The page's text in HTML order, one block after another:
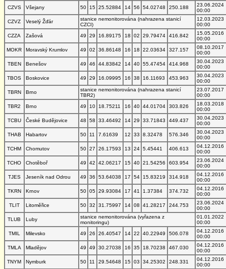
CZVS
Všejany 50 15 25.52884 14 56 54.02748 250.188
23.06.2024
00:00
CZVZ
Veselý Žďár
stanice nemonitorována (nahrazena stanicí
CZCI)
12.03.2023
00:00
CZZA
Zašová 49 29 16.89175 18 02 29.79474 416.842
15.05.2016
00:00
MOKR
Moravský Krumlov 49 02 36.86148 16 18 22.03634 327.157
08.10.2017
00:00
TBEN
Benešov 49 46 44.83842 14 40 55.47454 414.968
30.04.2023
00:00
TBOS
Boskovice 49 29 16.09995 16 38 16.11693 453.963
30.04.2023
00:00
TBRN
Brno
stanice nemonitorována (nahrazena stanicí
TBR2)
23.07.2017
00:00
TBR2
Brno 49 10 18.75211 16 40 44.01704 303.826
18.03.2018
00:00
TCBU
České Budějovice 48 58 33.46492 14 29 33.71843 449.437
30.04.2023
00:00
THAB
Habartov 50 11 7.61639 12 33 8.32478 576.346
30.04.2023
00:00
TCHM
Chomutov 50 27 26.17593 13 24 5.45441 406.613
04.12.2016
00:00
TCHO
Chotěboř 49 42 42.06217 15 40 21.54256 603.954
23.06.2024
00:00
TJES
Jeseník nad Odrou 49 36 53.64038 17 54 15.83219 314.918
04.12.2016
00:00
TKRN
Krnov 50 05 29.93084 17 41 1.37384 374.732
04.12.2016
00:00
TLIT
Litoměřice 50 32 31.75997 14 08 41.28217 244.753
23.06.2024
00:00
TLUB
Luby
stanice nemonitorována (vyřazena z
monitoringu)
01.01.2022
00:00
TMIL
Milevsko 49 26 26.40547 14 22 40.22949 506.078
04.12.2016
00:00
TMLA
Mladějov 49 49 30.27038 16 35 18.70238 467.030
04.12.2016
00:00
TNYM
Nymburk 50 11 29.54648 15 03 34.25302 248.331
04.12.2016
00:00